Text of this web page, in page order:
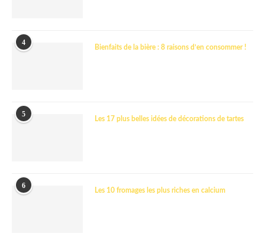
4
Bienfaits de la bière : 8 raisons d’en consommer !
5
Les 17 plus belles idées de décorations de tartes
6
Les 10 fromages les plus riches en calcium